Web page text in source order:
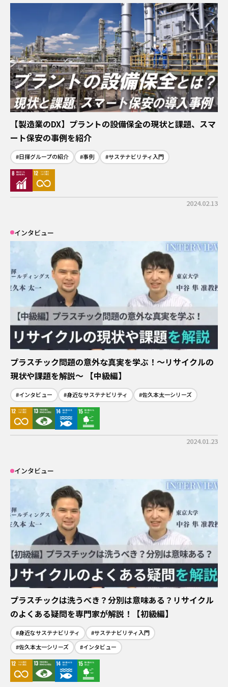
【製造業のDX】プラントの設備保全の現状と課題、スマ
ート保安の事例を紹介
#日揮グループの紹介 #事例 #サステナビリティ入門
2024.02.13
インタビュー
プラスチック問題の意外な真実を学ぶ！～リサイクルの
現状や課題を解説～ 【中級編】
#インタビュー #身近なサステナビリティ #佐久本太一シリーズ
2024.01.23
インタビュー
プラスチックは洗うべき？分別は意味ある？リサイクル
のよくある疑問を専門家が解説！【初級編】
#身近なサステナビリティ
#サステナビリティ入門
#佐久本太一シリーズ
#インタビュー